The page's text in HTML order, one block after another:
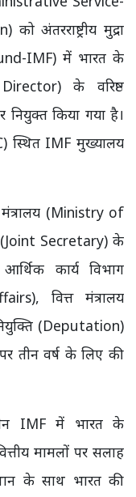
अंतरराष्ट्रीय मुद्रा
IMF) में भारत के
Director) के वरिष्ठ
किया गया है।
स्थित IMF मुख्यालय
मंत्रालय (Ministry of
Secretary) के
कार्य विभाग
वित्त मंत्रालय
(Deputation)
तीन वर्ष के लिए की
IMF में भारत के
मामलों पर सलाह
के साथ भारत की